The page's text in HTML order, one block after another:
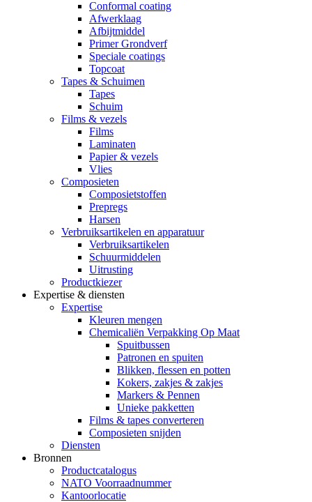
Conformal coating
Afwerklaag
Afbijtmiddel
Primer Grondverf
Speciale coatings
Topcoat
Tapes & Schuimen
Tapes
Schuim
Films & vezels
Films
Laminaten
Papier & vezels
Vlies
Composieten
Composietstoffen
Prepregs
Harsen
Verbruiksartikelen en apparatuur
Verbruiksartikelen
Schuurmiddelen
Uitrusting
Productkiezer
Expertise & diensten
Expertise
Kleuren mengen
Chemicaliën Verpakking Op Maat
Spuitbussen
Patronen en spuiten
Blikken, flessen en potten
Kokers, zakjes & zakjes
Markers & Pennen
Unieke pakketten
Films & tapes converteren
Composieten snijden
Diensten
Bronnen
Productcatalogus
NATO Voorraadnummer
Kantoorlocatie